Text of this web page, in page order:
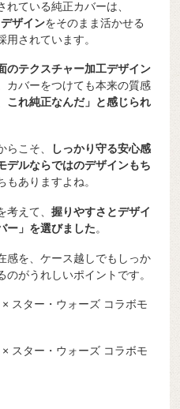
ている純正カバーは、
ザインをそのまま活かせる
用されています。
のテクスチャー加工デザイン
カバーをつけても本来の質感
これ純正なんだ」と感じられ
らこそ、
しっかり守る安心感
デルならではのデザインもち
もありますよね。
考えて、握りやすさとデザイ
ー」を選びました。
感を、ケース越しでもしっか
がうれしいポイントです。
スター・ウォーズ コラボモ
スター・ウォーズ コラボモ